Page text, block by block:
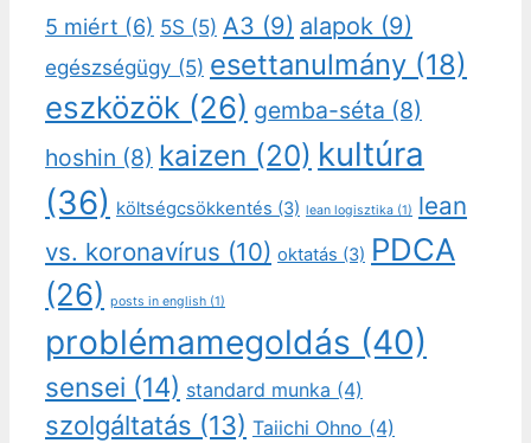
5 miért (6) 5S (5) A3 (9) alapok (9)
egészségügy (5) esettanulmány (18)
eszközök (26) gemba-séta (8)
hoshin (8) kaizen (20) kultúra
(36) költségcsökkentés (3) lean logisztika (1) lean
vs. koronavírus (10) oktatás (3) PDCA
(26) posts in english (1)
problémamegoldás (40)
sensei (14) standard munka (4)
szolgáltatás (13) Taiichi Ohno (4)